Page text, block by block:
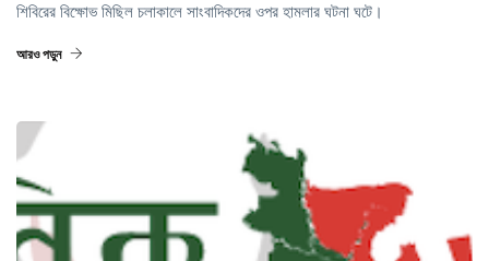
শিবিরের বিক্ষোভ মিছিল চলাকালে সাংবাদিকদের ওপর হামলার ঘটনা ঘটে।
আরও পড়ুন